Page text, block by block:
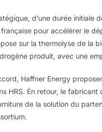
d’une durée initiale
pour accélérer le
sur la thermolyse de la
produit, avec une
Haffner Energy
HRS. En retour, le
de la solution du